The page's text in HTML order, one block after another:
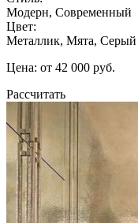
Модерн, Современный
Цвет:
Металлик, Мята, Серый
Цена: от 42 000 руб.
Рассчитать